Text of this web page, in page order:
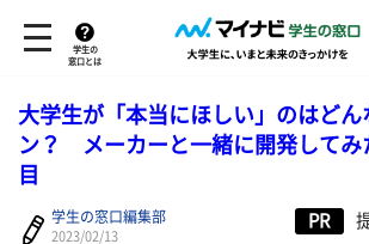
学生の
窓口とは
大学生が「本当にほしい」のはどん
ン？ メーカーと一緒に開発してみ
目
学生の窓口編集部
2023/02/13
PR